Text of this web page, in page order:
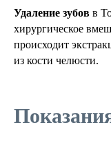
Удаление зубов в
хирургическое
происходит
из кости челюсти.